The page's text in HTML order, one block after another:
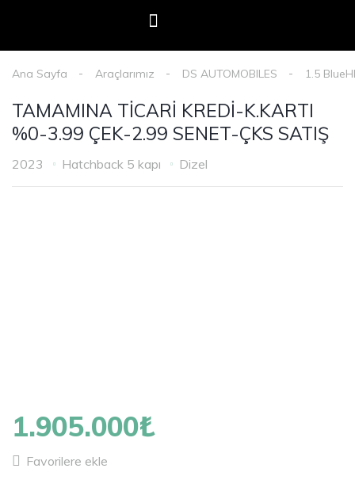
Ana Sayfa Araçlarımız DS AUTOMOBILES 1.5
TAMAMINA TİCARİ KREDİ-K.KARTI
%0-3.99 ÇEK-2.99 SENET-ÇKS SATIŞ
2023 Hatchback 5 kapı Dizel
1.905.000₺
Favorilere ekle